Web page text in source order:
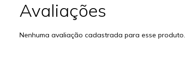
Nenhuma avaliação cadastrada para esse produto.